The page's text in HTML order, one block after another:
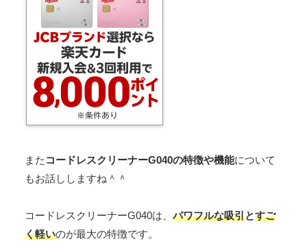
また コードレスクリーナーG040の特徴や機能について
もお話ししますね＾＾
コードレスクリーナーG040は、 パワフルな吸引とすご
く軽いのが最大の特徴です。